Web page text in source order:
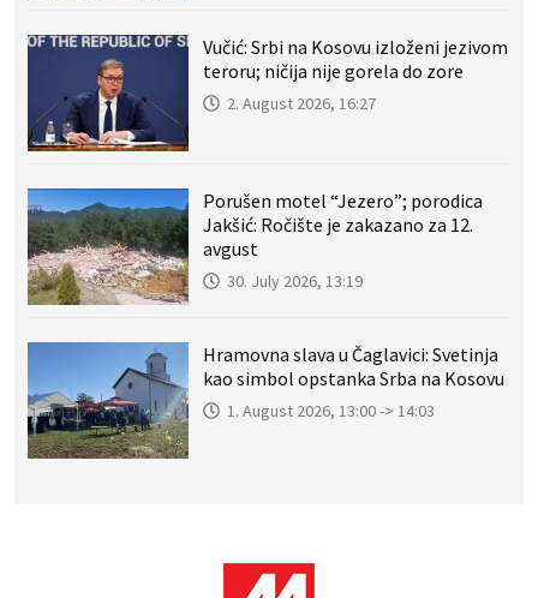
Vučić: Srbi na Kosovu izloženi jezivom
teroru; ničija nije gorela do zore
2. August 2026, 16:27
Porušen motel “Jezero”; porodica
Jakšić: Ročište je zakazano za 12.
avgust
30. July 2026, 13:19
Hramovna slava u Čaglavici: Svetinja
kao simbol opstanka Srba na Kosovu
1. August 2026, 13:00 -> 14:03